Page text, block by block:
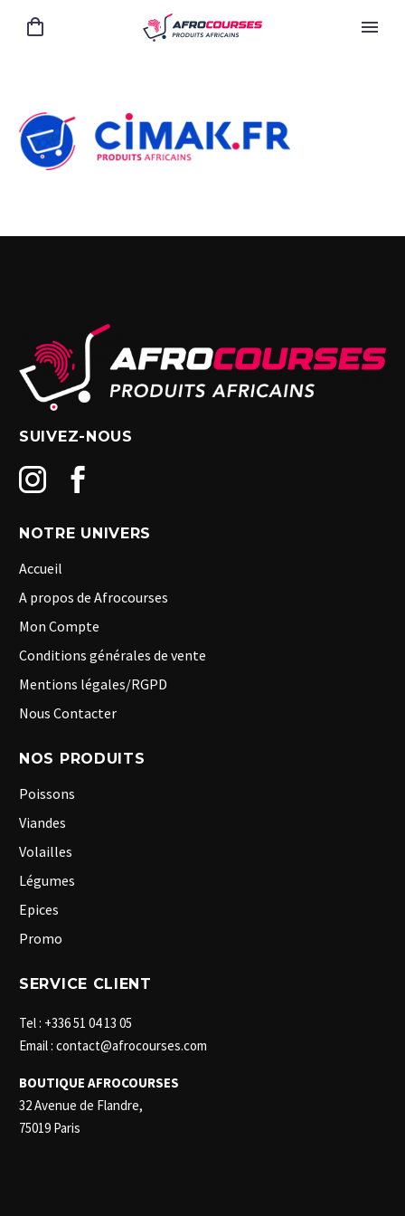
SUIVEZ-NOUS
NOTRE UNIVERS
Accueil
A propos de Afrocourses
Mon Compte
Conditions générales de vente
Mentions légales/RGPD
Nous Contacter
NOS PRODUITS
Poissons
Viandes
Volailles
Légumes
Epices
Promo
SERVICE CLIENT
Tel : +336 51 04 13 05
Email : contact@afrocourses.com
BOUTIQUE AFROCOURSES
32 Avenue de Flandre,
75019 Paris